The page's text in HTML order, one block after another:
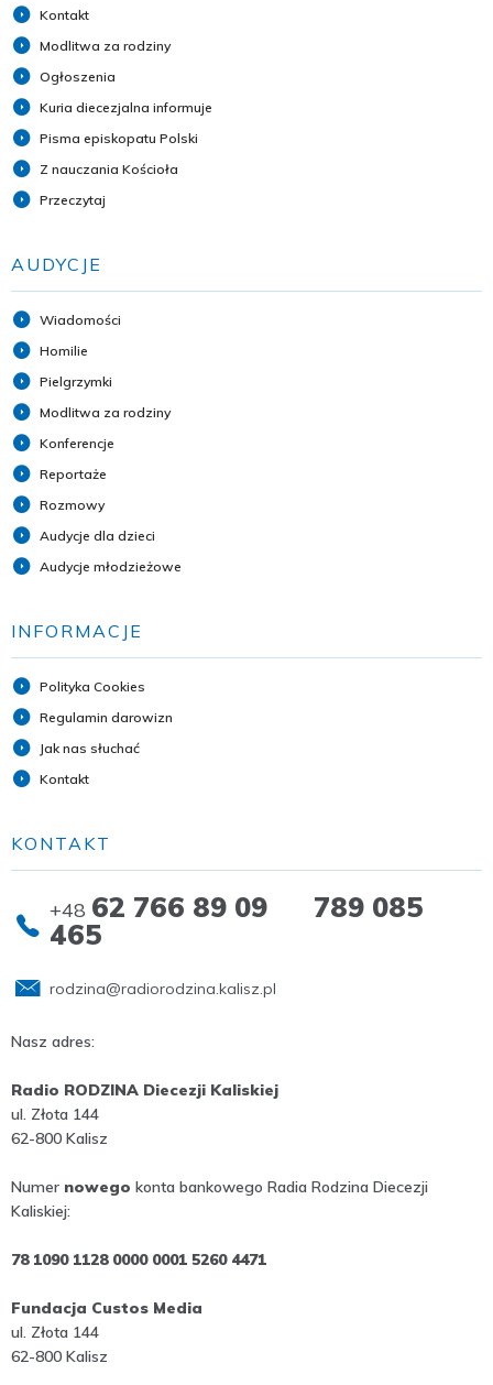
Kontakt
Modlitwa za rodziny
Ogłoszenia
Kuria diecezjalna informuje
Pisma episkopatu Polski
Z nauczania Kościoła
Przeczytaj
AUDYCJE
Wiadomości
Homilie
Pielgrzymki
Modlitwa za rodziny
Konferencje
Reportaże
Rozmowy
Audycje dla dzieci
Audycje młodzieżowe
INFORMACJE
Polityka Cookies
Regulamin darowizn
Jak nas słuchać
Kontakt
KONTAKT
+48 62 766 89 09 789 085
465
rodzina@radiorodzina.kalisz.pl
Nasz adres:
Radio RODZINA Diecezji Kaliskiej
ul. Złota 144
62-800 Kalisz
Numer nowego konta bankowego Radia Rodzina Diecezji
Kaliskiej:
78 1090 1128 0000 0001 5260 4471
Fundacja Custos Media
ul. Złota 144
62-800 Kalisz